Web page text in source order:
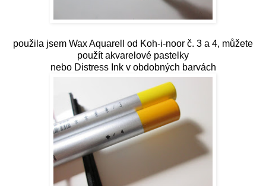
použila jsem Wax Aquarell od Koh-i-noor č. 3 a 4, můžete
použít akvarelové pastelky
nebo Distress Ink v obdobných barvách